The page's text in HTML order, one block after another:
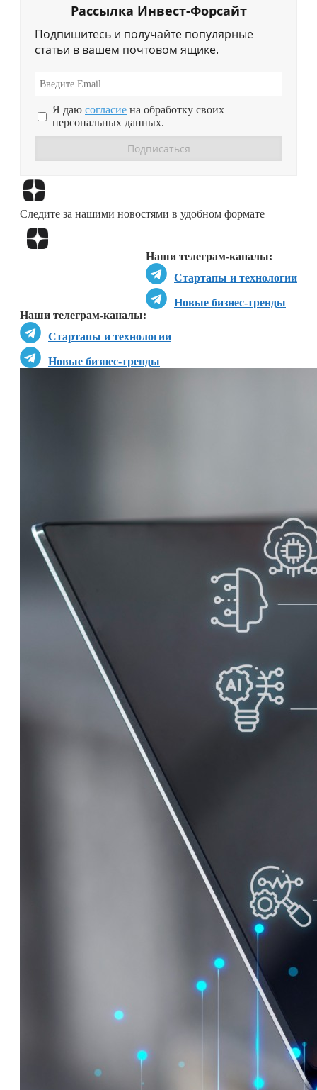
Рассылка Инвест-Форсайт
Подпишитесь и получайте популярные
статьи в вашем почтовом ящике.
Я даю согласие на обработку своих
персональных данных.
Следите за нашими новостями в удобном формате
Наши телеграм-каналы:
Стартапы и технологии
Новые бизнес-тренды
Наши телеграм-каналы:
Стартапы и технологии
Новые бизнес-тренды